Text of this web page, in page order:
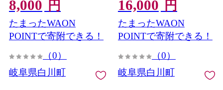
物 汁もの 茶碗蒸し 出汁 ダ
シ 常温 保存 しいたけ シイ
タケ 椎茸 乾燥しいたけ 特
選しいたけ 乾燥椎茸 特選
木 野菜 やさい 料理 出汁
地直送 岐阜 白川町 / 清水
8,000 円
たまったWAON
POINTで寄附できる！
（0）
岐阜県白川町
源流水×自家製米・茶葉｜
岐阜県白川町 Sunpo
[AWBC001-10]
16,000 円
たまったWAON
POINTで寄附できる！
（0）
岐阜県白川町